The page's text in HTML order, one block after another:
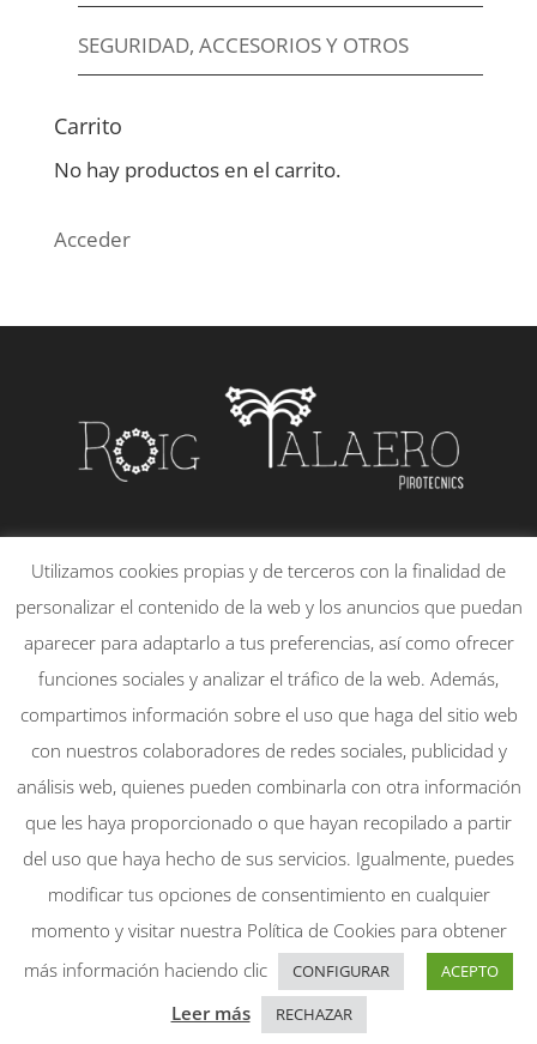
SEGURIDAD, ACCESORIOS Y OTROS
Carrito
No hay productos en el carrito.
Acceder
PLAÇA DE LA CONSTITUCIÓ, 21 – 1
46130 – MASSAMAGRELL
651830095
info@rtpirotecnicsmassamagrell.es
Mi cuenta
Aviso Legal
Política de Privacidad
Política de Cookies
Diseño web:Web&Seo
Utilizamos cookies propias y de terceros con la finalidad de
personalizar el contenido de la web y los anuncios que puedan
aparecer para adaptarlo a tus preferencias, así como ofrecer
funciones sociales y analizar el tráfico de la web. Además,
compartimos información sobre el uso que haga del sitio web
con nuestros colaboradores de redes sociales, publicidad y
análisis web, quienes pueden combinarla con otra información
que les haya proporcionado o que hayan recopilado a partir
del uso que haya hecho de sus servicios. Igualmente, puedes
modificar tus opciones de consentimiento en cualquier
momento y visitar nuestra Política de Cookies para obtener
más información haciendo clic
CONFIGURAR ACEPTO
Leer más RECHAZAR